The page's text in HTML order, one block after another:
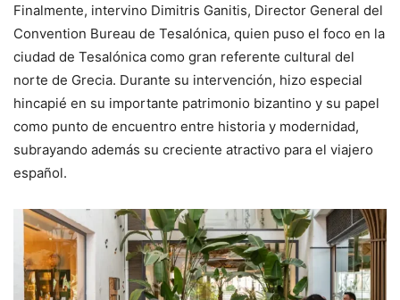
Finalmente, intervino Dimitris Ganitis, Director General del
Convention Bureau de Tesalónica, quien puso el foco en la
ciudad de Tesalónica como gran referente cultural del
norte de Grecia. Durante su intervención, hizo especial
hincapié en su importante patrimonio bizantino y su papel
como punto de encuentro entre historia y modernidad,
subrayando además su creciente atractivo para el viajero
español.